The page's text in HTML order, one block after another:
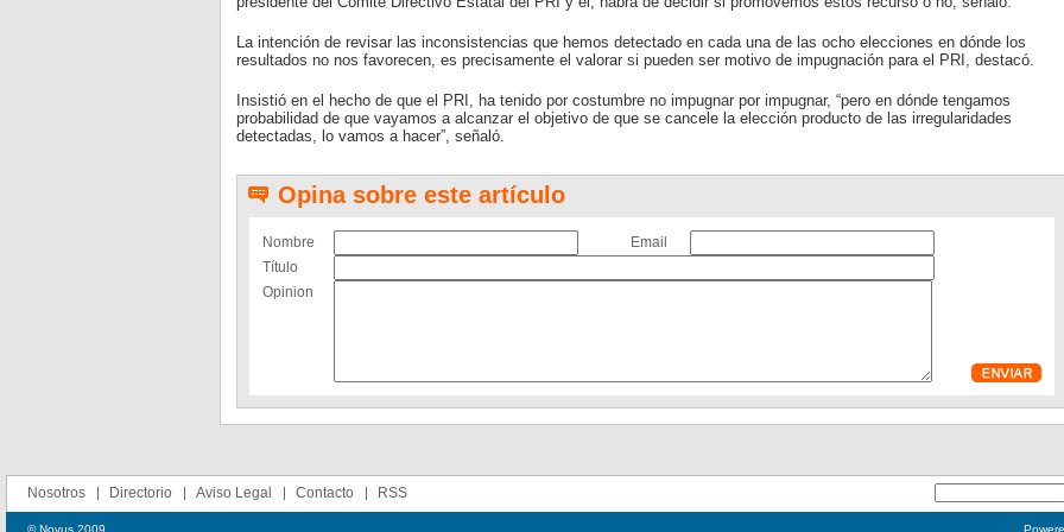
La intención de revisar las inconsistencias que hemos detectado en cada una de las ocho elecciones en dónde los
resultados no nos favorecen, es precisamente el valorar si pueden ser motivo de impugnación para el PRI, destacó.
Insistió en el hecho de que el PRI, ha tenido por costumbre no impugnar por impugnar, “pero en dónde tengamos
probabilidad de que vayamos a alcanzar el objetivo de que se cancele la elección producto de las irregularidades
detectadas, lo vamos a hacer”, señaló.
Opina sobre este artículo
Nombre
Email
Título
Opinion
Nosotros Directorio Aviso Legal Contacto RSS
© Novus 2009